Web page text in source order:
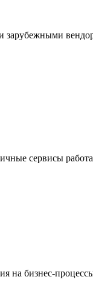
зарубежными
сервисы
на бизнес-